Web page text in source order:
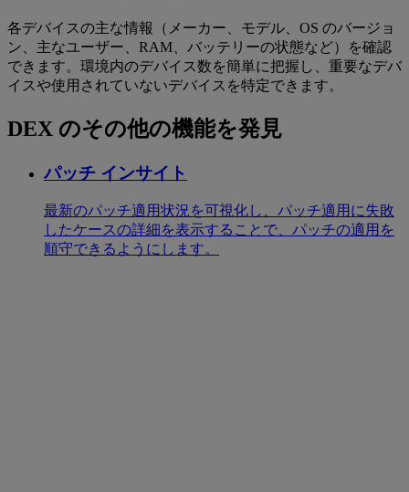
各デバイスの主な情報（メーカー、モデル、OS のバージョ
ン、主なユーザー、RAM、バッテリーの状態など）を確認
できます。環境内のデバイス数を簡単に把握し、重要なデバ
イスや使用されていないデバイスを特定できます。
DEX のその他の機能を発見
パッチ インサイト
最新のパッチ適用状況を可視化し、パッチ適用に失敗
したケースの詳細を表示することで、パッチの適用を
順守できるようにします。